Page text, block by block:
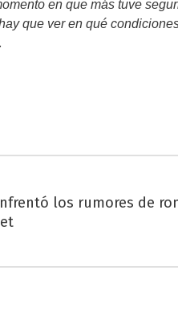
en que más tuve
que ver en qué
los rumores de